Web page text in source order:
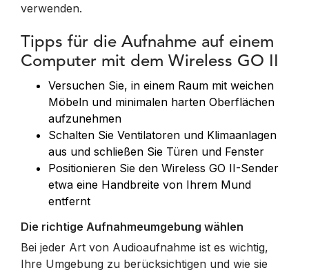
verwenden.
Tipps für die Aufnahme auf einem
Computer mit dem Wireless GO II
Versuchen Sie, in einem Raum mit weichen
Möbeln und minimalen harten Oberflächen
aufzunehmen
Schalten Sie Ventilatoren und Klimaanlagen
aus und schließen Sie Türen und Fenster
Positionieren Sie den Wireless GO II-Sender
etwa eine Handbreite von Ihrem Mund
entfernt
Die richtige Aufnahmeumgebung wählen
Bei jeder Art von Audioaufnahme ist es wichtig,
Ihre Umgebung zu berücksichtigen und wie sie